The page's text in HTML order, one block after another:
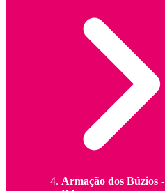
Armação dos Búzios -